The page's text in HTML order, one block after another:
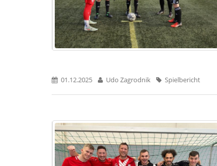
01.12.2025 Udo Zagrodnik Spielbericht